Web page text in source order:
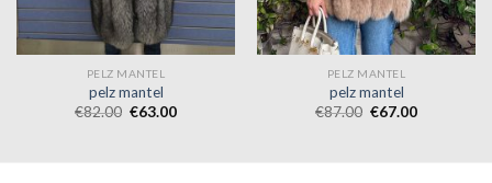
PELZ MANTEL
pelz mantel
€82.00 €63.00
PELZ MANTEL
pelz mantel
€87.00 €67.00